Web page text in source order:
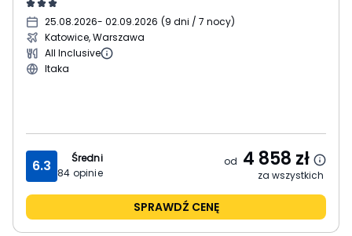
25.08.2026- 02.09.2026 (9 dni / 7 nocy)
Katowice, Warszawa
All Inclusive
Itaka
6.3
Średni
84 opinie
od 4 858 zł
za wszystkich
SPRAWDŹ CENĘ